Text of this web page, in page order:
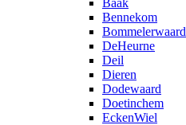
Baak
Bennekom
Bommelerwaard
DeHeurne
Deil
Dieren
Dodewaard
Doetinchem
EckenWiel